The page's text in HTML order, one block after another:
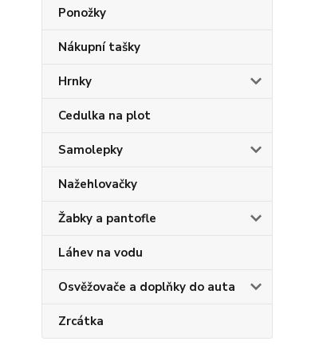
Ponožky
Nákupní tašky
Hrnky
Cedulka na plot
Samolepky
Nažehlovačky
Žabky a pantofle
Láhev na vodu
Osvěžovače a doplňky do auta
Zrcátka